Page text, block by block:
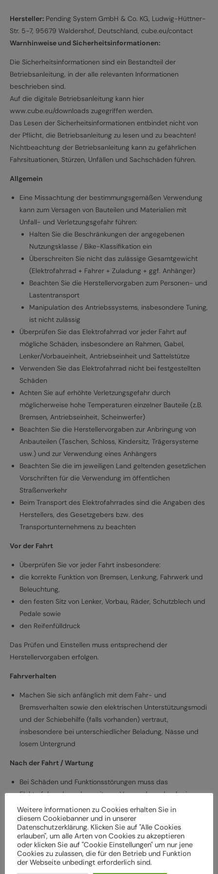
Hersteller: Pending System GmbH & Co. KG, Ludwig-Hüttner-
Str. 5-7, 95679 Waldershof, Deutschland, cube.eu/contact
Warnhinweise und Sicherheitsinformationen:
Die Sicherheitsinformationen sind ein Bestandteil der
Betriebsanleitung, in der alle relevanten Informationen
beschrieben sind.
Auf die digitale Betriebsanleitung kann hier
www.cube.eu/downloads zugegriffen werden.
Das Lesen der Sicherheitsinformationen entbindet nicht von
der Pflicht, die Betriebsanleitung zu lesen und zu beachten!
Nichtbeachtung der Betriebsanleitung kann zu gefährlichen
Fahrsituationen, Stürzen, Unfällen und Sachschäden führen.
Allgemein
Eine Missachtung der bestimmungsgemäßen Verwendung
kann zum Versagen von Bauteilen und Materialien mit
Unfall- und Verletzungsgefahr führen:
Halten Sie die Beschränkungen der angegebenen
Nutzungsklasse / Bike-Klassifikation ein
Überschreiten Sie nicht das zulässige Gesamtgewicht
(Elektrofahrrad + Fahrer + Zuladung + ggf. Anhänger)
Beachten Sie die Herstellervorgaben zum Personen- und
Lastentransport
Manipulation des Antriebssystems, insbesondere Tuning,
ist nicht zulässig
Überprüfen Sie das Elektrofahrrad vor jeder Fahrt auf
mögliche Schäden, insbesondere an Rahmen, Gabel,
Lenker/Vorbaueinheit, Antriebseinheit und Sattelstütze
Verwenden Sie das Elektrofahrrad nicht bei festgestellten
Schäden
Achten Sie auf erhöhte Verletzungsgefahr durch
möglicherweise hohe Temperaturen einzelner Bauteile (z.B.
Bremsen, Antriebseinheit, Scheinwerfer)
Beachten Sie die Herstellervorgaben zur Anbringung von
Anbauteilen (Taschen, Schloss, Kindersitz, Trägersysteme
usw.) und zur Verwendung eines Anhängers
Beachten Sie die im jeweiligen Land geltenden gesetzlichen
Vorschriften für die Verwendung im öffentlichen
Straßenverkehr
Beim Transport des Elektrofahrrades sind die Angaben des
Herstellers, des Gesetzgebers bzw. des
Transportunternehmens zu beachten
Vor der Fahrt
Überprüfen Sie vor jeder Fahrt insbesondere:
die korrekte Funktion von Bremsen, Lenkung, Fahrwerk und
Beleuchtung,
den festen Sitz von Lenker, Vorbau, Räder, Schutzblech und
Pedale sowie
den Reifenfülldruck
Das Prüfen und Einstellen muss entsprechend der
Herstellervorgaben erfolgen.
Fahrverhalten
Machen Sie sich anfänglich mit dem Fahr- und
Bremsverhalten sowie den elektrischen Unterstützungsmodi
und der Schiebehilfe (falls vorhanden) vertraut,
insbesondere bei unterschiedlicher Beladung, Nässe und
losem Untergrund
Nach der Fahrt / Wartung
Bei Schäden und Funktionsstörungen muss das
Elektrofahrrad vor der weiteren Verwendung durch einen
Fachbetrieb überprüft werden
Lassen Sie das Elektrofahrrad entsprechend den
Herstellervorgaben regelmäßig von einem Fachbetrieb
überprüfen und warten, um Gefährdungen, z. B.
verschleißbedingt, zu vermeiden
Halten Sie die angegebenen Drehmomente (Nm) für die
Weitere Informationen zu Cookies erhalten Sie in
diesem Cookiebanner und in unserer
Datenschutzerklärung. Klicken Sie auf "Alle Cookies
erlauben", um alle Arten von Cookies zu akzeptieren
oder klicken Sie auf "Cookie Einstellungen" um nur jene
Cookies zu zulassen, die für den Betrieb und Funktion
der Webseite unbedingt erforderlich sind.